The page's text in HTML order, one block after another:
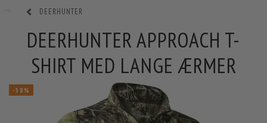
DEERHUNTER
DEERHUNTER APPROACH T-
SHIRT MED LANGE ÆRMER
-58%